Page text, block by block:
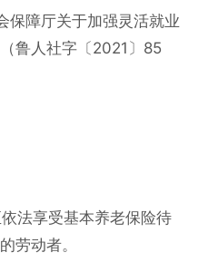
保障厅关于加强灵活就业
鲁人社字〔2021〕85
法享受基本养老保险待
劳动者。